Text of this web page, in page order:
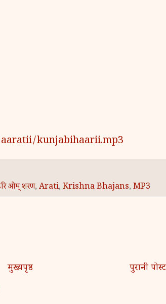
kunjabihaarii.mp3
ओम्‌ शरण, Arati, Krishna Bhajans, MP3
पुरानी पोस्ट
मुख्यपृष्ठ